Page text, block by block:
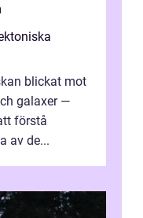
blickat mot
galaxer —
förstå
av de...